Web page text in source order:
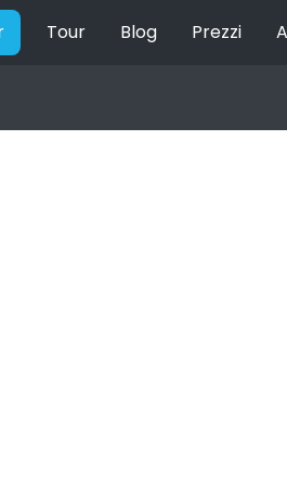
Tour Blog Prezzi